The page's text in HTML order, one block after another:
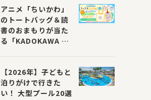
アニメ「ちいかわ」
のトートバッグ＆読
書のおまもりが当た
る「KADOKAWA ち
催！ スマホ壁紙は
応募者全員にプレゼ
ント！
【2026年】子どもと
泊りがけで行きた
い！ 大型プール20選